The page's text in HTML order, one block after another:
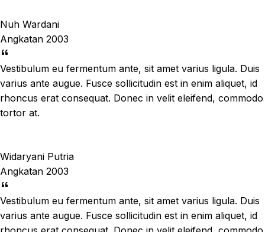
Nuh Wardani
Angkatan 2003
Vestibulum eu fermentum ante, sit amet varius ligula. Duis
varius ante augue. Fusce sollicitudin est in enim aliquet, id
rhoncus erat consequat. Donec in velit eleifend, commodo
tortor at.
Widaryani Putria
Angkatan 2003
Vestibulum eu fermentum ante, sit amet varius ligula. Duis
varius ante augue. Fusce sollicitudin est in enim aliquet, id